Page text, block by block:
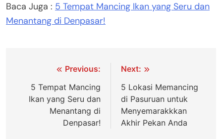
Baca Juga : 5 Tempat Mancing Ikan yang Seru dan
Menantang di Denpasar!
Navigasi
pos
Previous:
5 Tempat Mancing
Ikan yang Seru dan
Menantang di
Denpasar!
Next:
5 Lokasi Memancing
di Pasuruan untuk
Menyemarakkkan
Akhir Pekan Anda